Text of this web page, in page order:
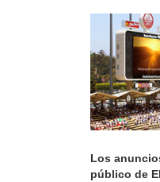
Los
público de